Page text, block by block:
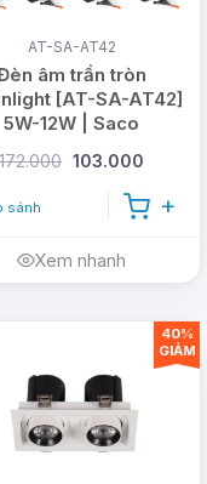
12 tháng đầu
trước khi bàn
NAM
(
Xã Bà Điểm,
AT-SA-AT42
âm trần tròn
[AT-SA-AT42]
5W-12W | Saco
172.000 103.000
sánh
Xem nhanh
40%
GIẢM